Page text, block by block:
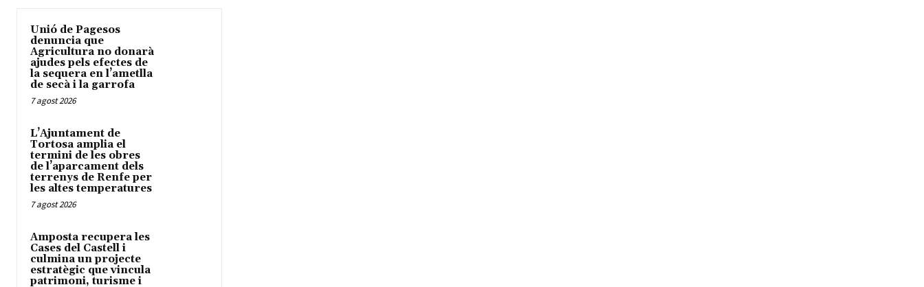
Unió de Pagesos
denuncia que
Agricultura no donarà
ajudes pels efectes de
la sequera en l’ametlla
de secà i la garrofa
7 agost 2026
L’Ajuntament de
Tortosa amplia el
termini de les obres
de l’aparcament dels
terrenys de Renfe per
les altes temperatures
7 agost 2026
Amposta recupera les
Cases del Castell i
culmina un projecte
estratègic que vincula
patrimoni, turisme i